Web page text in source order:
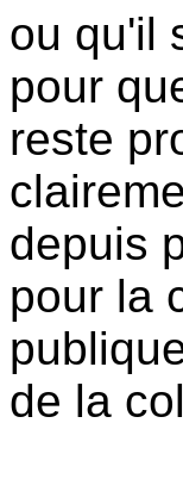
ou qu'il
pour
reste
depuis
pour la
de la